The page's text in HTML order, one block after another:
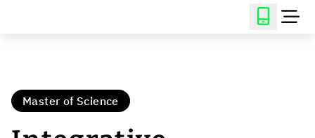
Master of Science